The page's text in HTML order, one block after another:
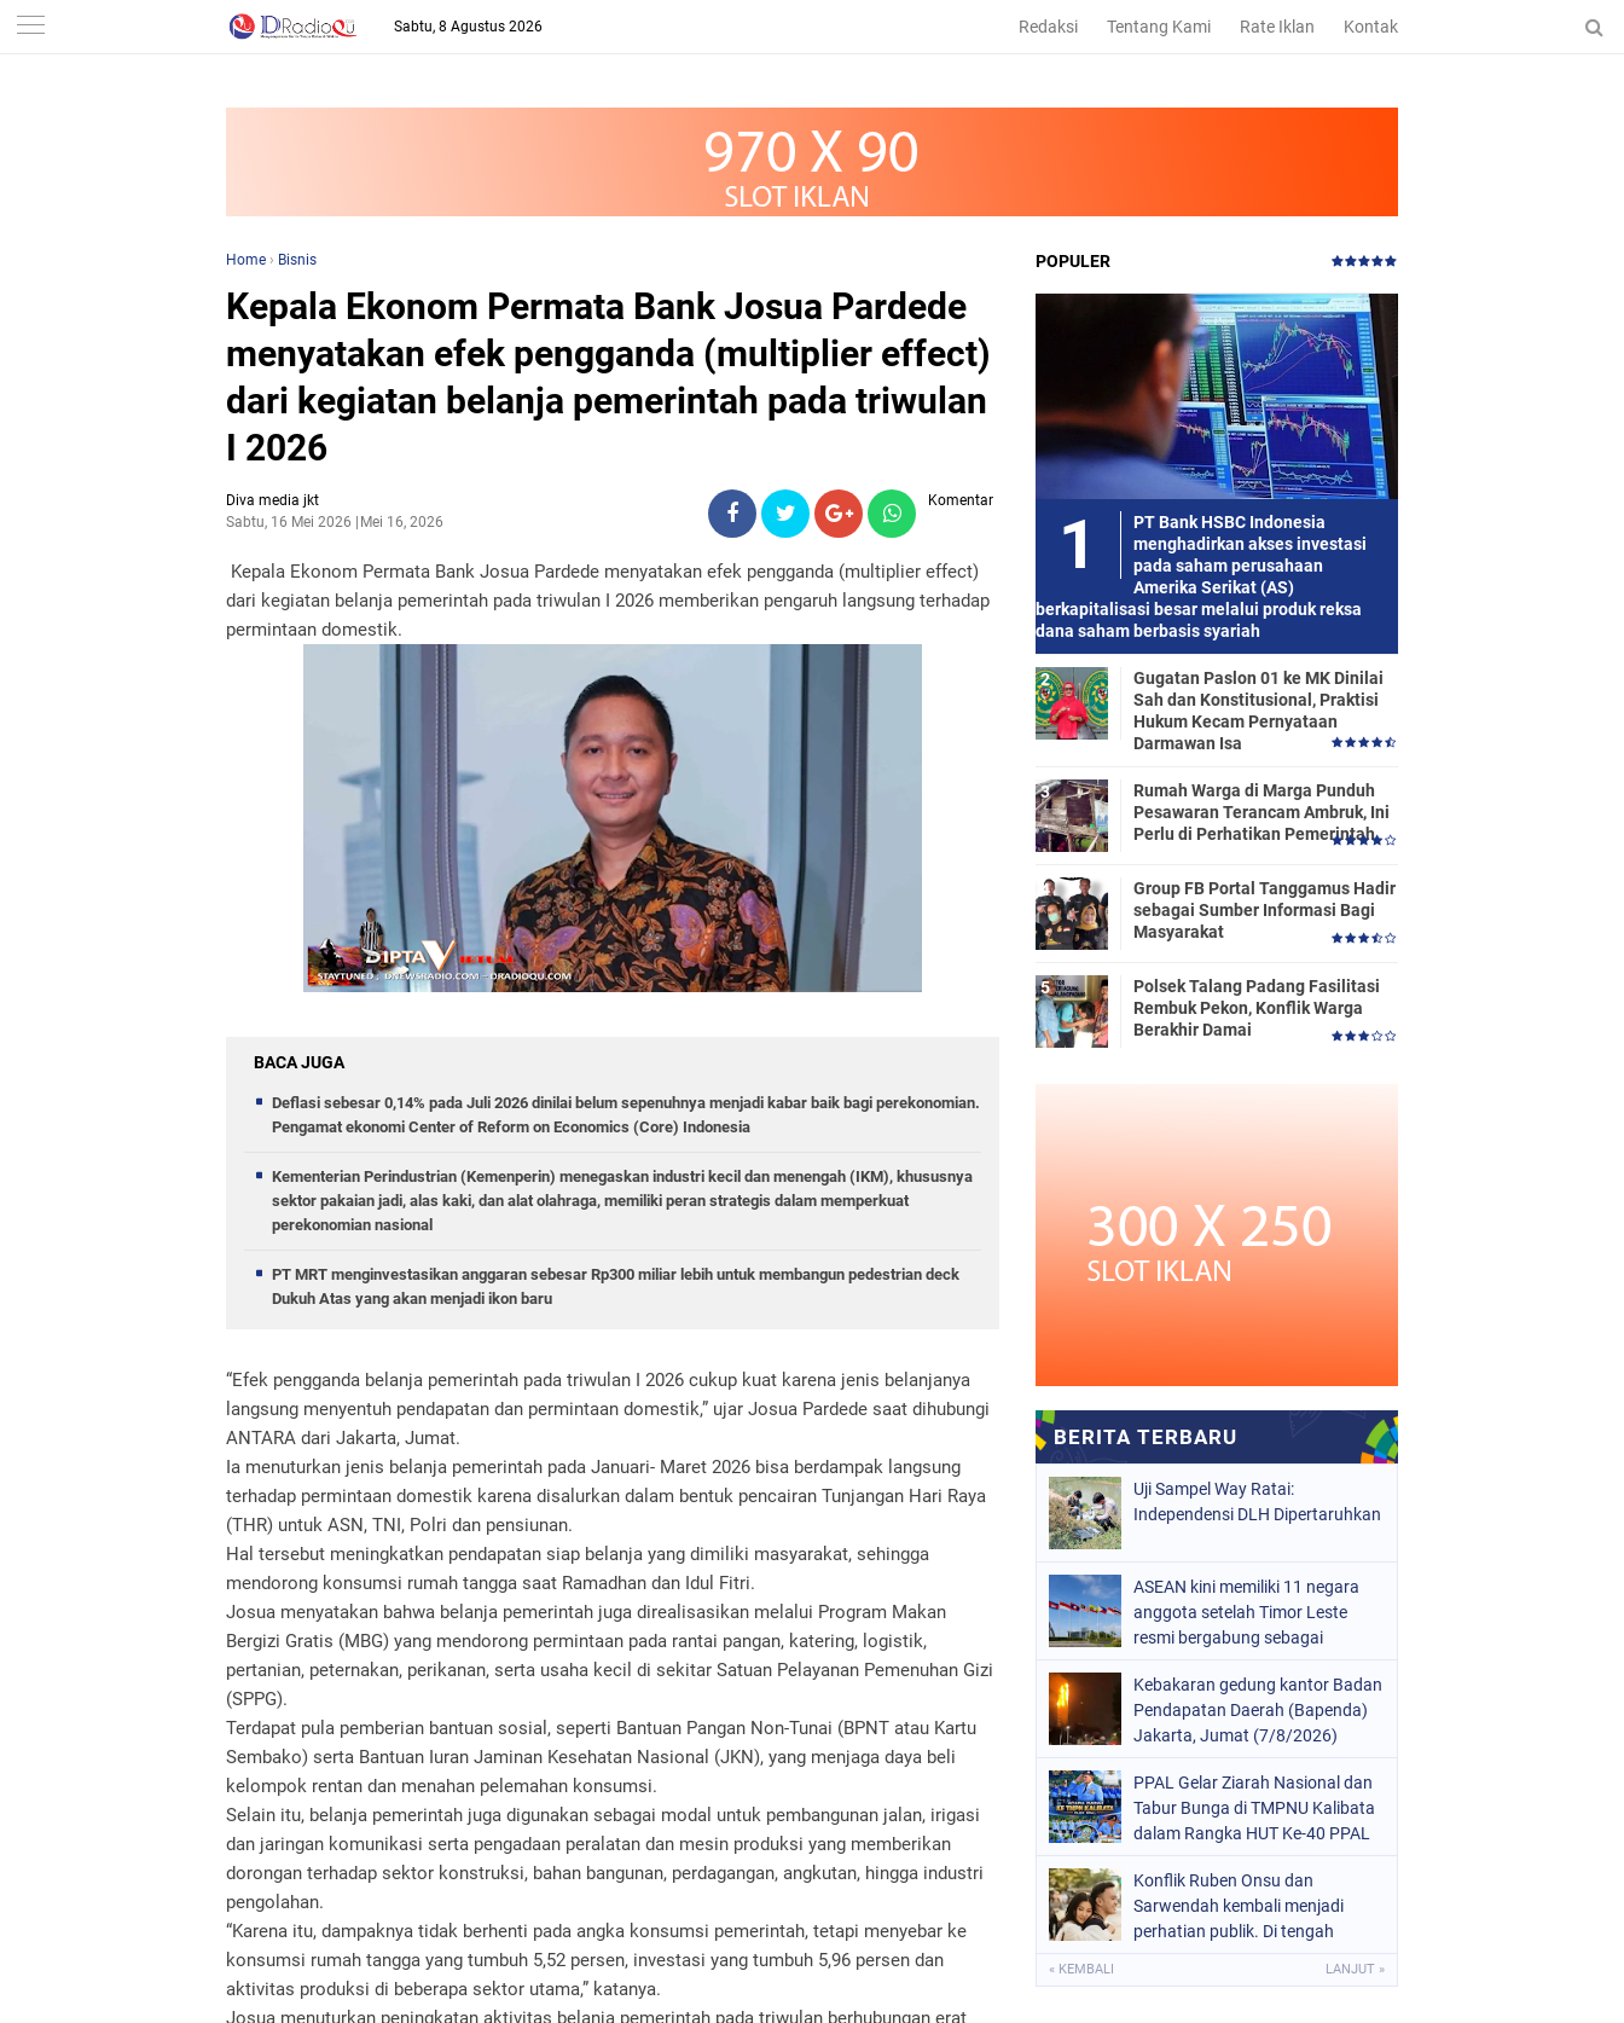
-->
Sabtu, 8 Agustus 2026 Redaksi Tentang Kami Rate Iklan Kontak
Home › Bisnis
Kepala Ekonom Permata Bank Josua Pardede
menyatakan efek pengganda (multiplier effect)
dari kegiatan belanja pemerintah pada triwulan
I 2026
Diva media jkt
Sabtu, 16 Mei 2026
Mei 16, 2026
Komentar
Kepala Ekonom Permata Bank Josua Pardede menyatakan efek pengganda (multiplier effect)
dari kegiatan belanja pemerintah pada triwulan I 2026 memberikan pengaruh langsung terhadap
permintaan domestik.
BACA JUGA
Deflasi sebesar 0,14% pada Juli 2026 dinilai belum sepenuhnya menjadi kabar baik bagi perekonomian.
Pengamat ekonomi Center of Reform on Economics (Core) Indonesia
Kementerian Perindustrian (Kemenperin) menegaskan industri kecil dan menengah (IKM), khususnya
sektor pakaian jadi, alas kaki, dan alat olahraga, memiliki peran strategis dalam memperkuat
perekonomian nasional
PT MRT menginvestasikan anggaran sebesar Rp300 miliar lebih untuk membangun pedestrian deck
Dukuh Atas yang akan menjadi ikon baru
“Efek pengganda belanja pemerintah pada triwulan I 2026 cukup kuat karena jenis belanjanya
langsung menyentuh pendapatan dan permintaan domestik,” ujar Josua Pardede saat dihubungi
ANTARA dari Jakarta, Jumat.
Ia menuturkan jenis belanja pemerintah pada Januari- Maret 2026 bisa berdampak langsung
terhadap permintaan domestik karena disalurkan dalam bentuk pencairan Tunjangan Hari Raya
(THR) untuk ASN, TNI, Polri dan pensiunan.
Hal tersebut meningkatkan pendapatan siap belanja yang dimiliki masyarakat, sehingga
mendorong konsumsi rumah tangga saat Ramadhan dan Idul Fitri.
Josua menyatakan bahwa belanja pemerintah juga direalisasikan melalui Program Makan
Bergizi Gratis (MBG) yang mendorong permintaan pada rantai pangan, katering, logistik,
pertanian, peternakan, perikanan, serta usaha kecil di sekitar Satuan Pelayanan Pemenuhan Gizi
(SPPG).
Terdapat pula pemberian bantuan sosial, seperti Bantuan Pangan Non-Tunai (BPNT atau Kartu
Sembako) serta Bantuan Iuran Jaminan Kesehatan Nasional (JKN), yang menjaga daya beli
kelompok rentan dan menahan pelemahan konsumsi.
Selain itu, belanja pemerintah juga digunakan sebagai modal untuk pembangunan jalan, irigasi
dan jaringan komunikasi serta pengadaan peralatan dan mesin produksi yang memberikan
dorongan terhadap sektor konstruksi, bahan bangunan, perdagangan, angkutan, hingga industri
pengolahan.
“Karena itu, dampaknya tidak berhenti pada angka konsumsi pemerintah, tetapi menyebar ke
konsumsi rumah tangga yang tumbuh 5,52 persen, investasi yang tumbuh 5,96 persen dan
aktivitas produksi di beberapa sektor utama,” katanya.
Josua menuturkan peningkatan aktivitas belanja pemerintah pada triwulan berhubungan erat
POPULER
PT Bank HSBC Indonesia
menghadirkan akses investasi
pada saham perusahaan
Amerika Serikat (AS)
berkapitalisasi besar melalui produk reksa
dana saham berbasis syariah
Gugatan Paslon 01 ke MK Dinilai
Sah dan Konstitusional, Praktisi
Hukum Kecam Pernyataan
Darmawan Isa
Rumah Warga di Marga Punduh
Pesawaran Terancam Ambruk, Ini
Perlu di Perhatikan Pemerintah
Group FB Portal Tanggamus Hadir
sebagai Sumber Informasi Bagi
Masyarakat
Polsek Talang Padang Fasilitasi
Rembuk Pekon, Konflik Warga
Berakhir Damai
Uji Sampel Way Ratai:
Independensi DLH Dipertaruhkan
ASEAN kini memiliki 11 negara
anggota setelah Timor Leste
resmi bergabung sebagai
2025.
Kebakaran gedung kantor Badan
Pendapatan Daerah (Bapenda)
Jakarta, Jumat (7/8/2026)
tujuh, dan 12
PPAL Gelar Ziarah Nasional dan
Tabur Bunga di TMPNU Kalibata
dalam Rangka HUT Ke-40 PPAL
Konflik Ruben Onsu dan
Sarwendah kembali menjadi
perhatian publik. Di tengah
« KEMBALI LANJUT »